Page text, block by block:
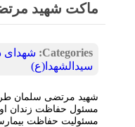
ماکت شهید
Categories: شهدای
سیدالشهدا(ع)
شهید مرتضی سلمان
مسئول حفاظت زندان
مسئولیت حفاظت